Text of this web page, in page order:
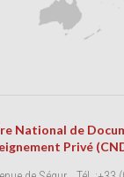
National de
Privé